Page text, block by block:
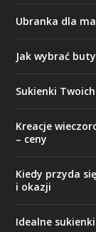
Ubranka dla
Jak wybrać
Sukienki
Kreacje
– ceny
Kiedy przyda
i okazji
Idealne